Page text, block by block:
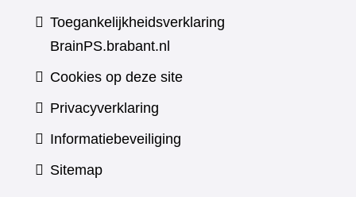
Toegankelijkheidsverklaring
BrainPS.brabant.nl
Cookies op deze site
Privacyverklaring
Informatiebeveiliging
Sitemap